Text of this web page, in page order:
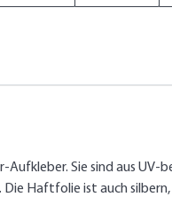
Sie sind aus
Haftfolie ist auch